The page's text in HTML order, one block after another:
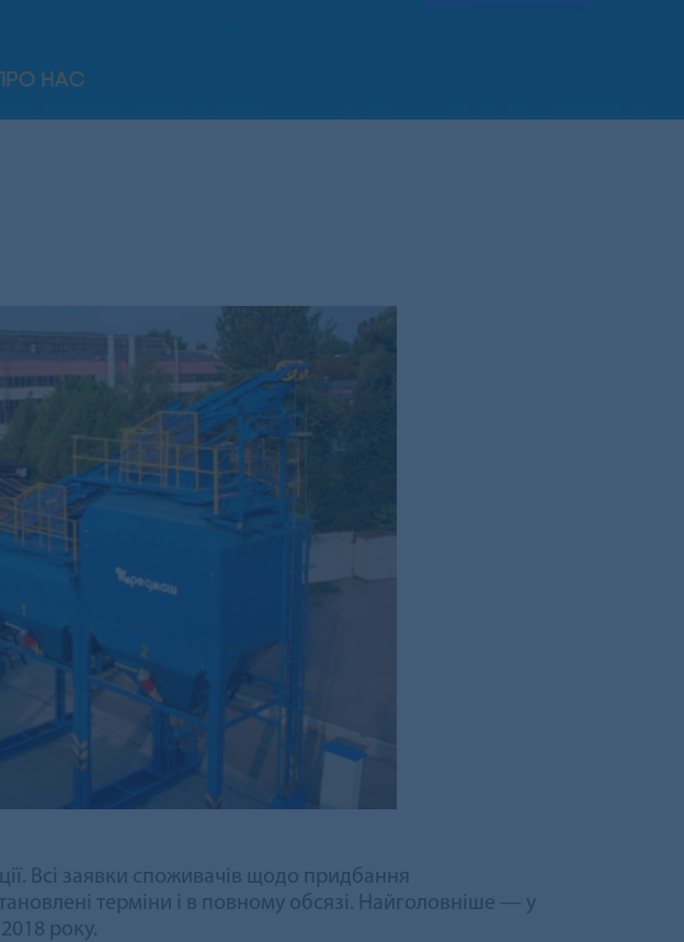
НАС
Всі заявки споживачів щодо придбання
терміни і в повному обсязі. Найголовніше — у
року.